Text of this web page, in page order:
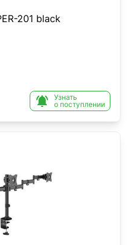
201 black

Узнать
о поступлении